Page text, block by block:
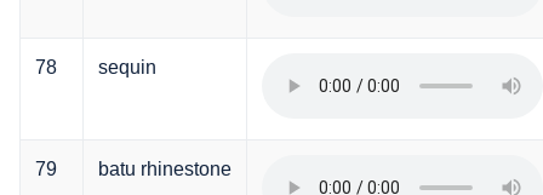
78 sequin
79 batu rhinestone